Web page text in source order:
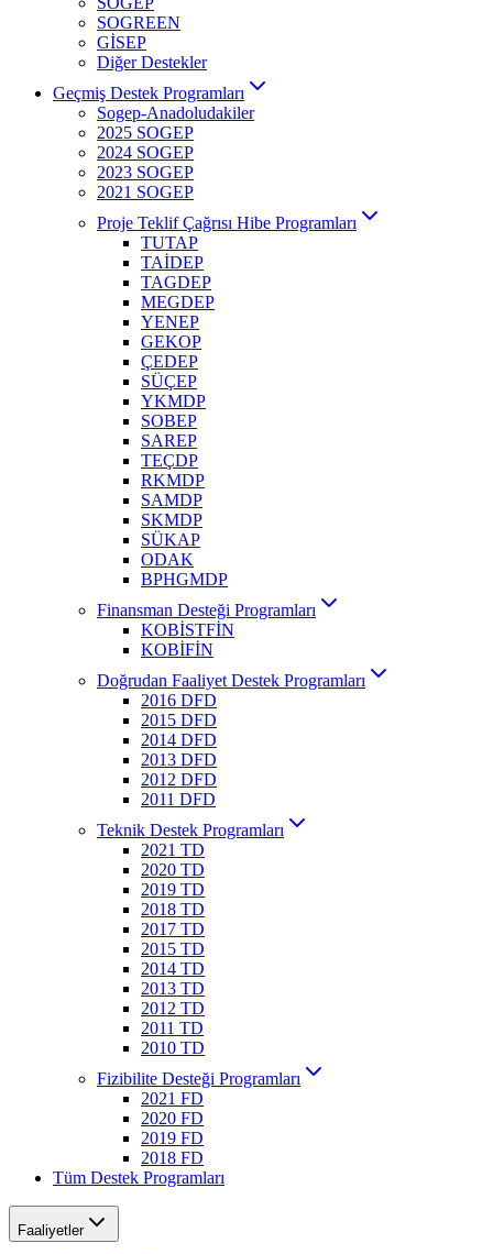
SOGREEN
GİSEP
Diğer Destekler
Geçmiş Destek Programları
Sogep-Anadoludakiler
2025 SOGEP
2024 SOGEP
2023 SOGEP
2021 SOGEP
Proje Teklif Çağrısı Hibe Programları
TUTAP
TAİDEP
TAGDEP
MEGDEP
YENEP
GEKOP
ÇEDEP
SÜÇEP
YKMDP
SOBEP
SAREP
TEÇDP
RKMDP
SAMDP
SKMDP
SÜKAP
ODAK
BPHGMDP
Finansman Desteği Programları
KOBİSTFİN
KOBİFİN
Doğrudan Faaliyet Destek Programları
2016 DFD
2015 DFD
2014 DFD
2013 DFD
2012 DFD
2011 DFD
Teknik Destek Programları
2021 TD
2020 TD
2019 TD
2018 TD
2017 TD
2015 TD
2014 TD
2013 TD
2012 TD
2011 TD
2010 TD
Fizibilite Desteği Programları
2021 FD
2020 FD
2019 FD
2018 FD
Tüm Destek Programları
Faaliyetler